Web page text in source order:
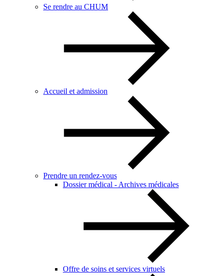
Se rendre au CHUM
Accueil et admission
Prendre un rendez-vous
Dossier médical - Archives médicales
Offre de soins et services virtuels